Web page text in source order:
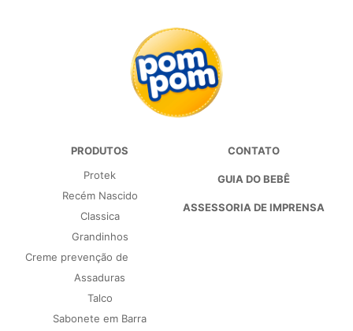
PRODUTOS
Protek
Recém Nascido
Classica
Grandinhos
Creme prevenção de
Assaduras
Talco
Sabonete em Barra
CONTATO
GUIA DO BEBÊ
ASSESSORIA DE IMPRENSA